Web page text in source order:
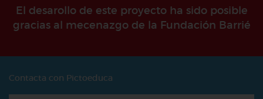
El desarollo de este proyecto ha sido posible
gracias al mecenazgo de la Fundación Barrié
Contacta con Pictoeduca